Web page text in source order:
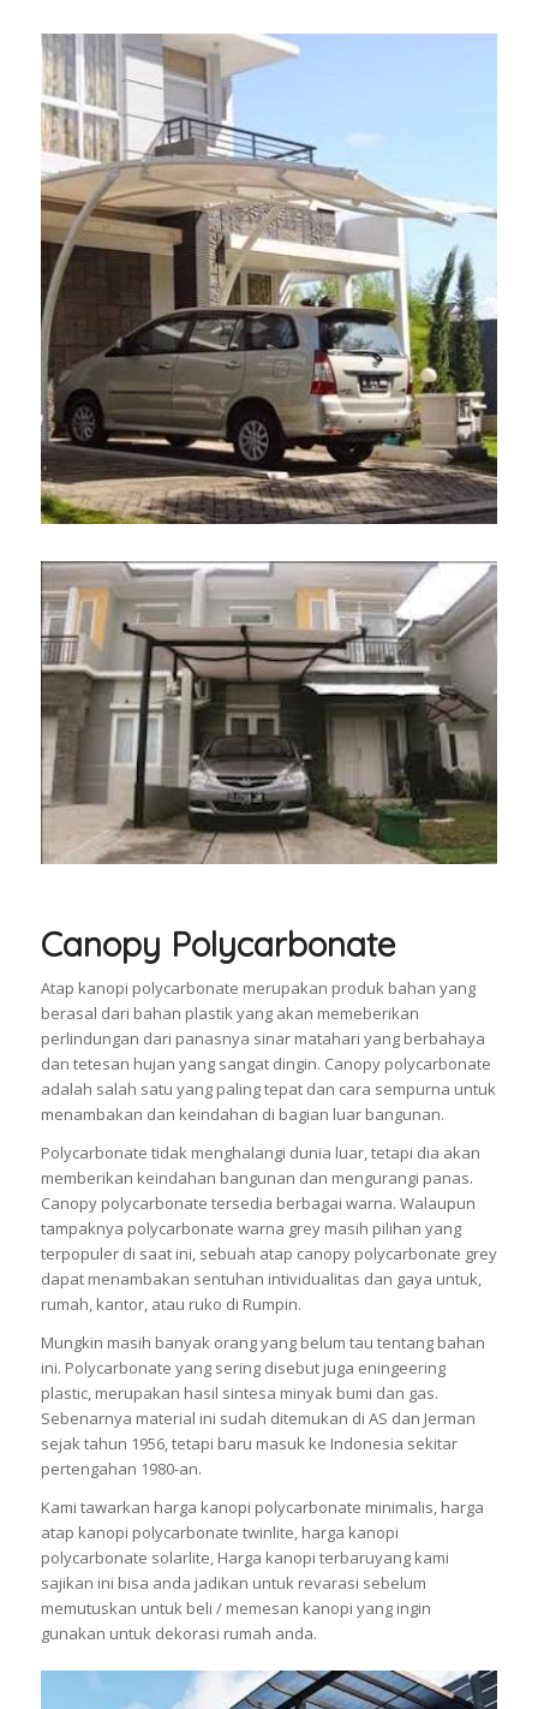
Canopy Polycarbonate
Atap kanopi polycarbonate merupakan produk bahan yang
berasal dari bahan plastik yang akan memeberikan
perlindungan dari panasnya sinar matahari yang berbahaya
dan tetesan hujan yang sangat dingin. Canopy polycarbonate
adalah salah satu yang paling tepat dan cara sempurna untuk
menambakan dan keindahan di bagian luar bangunan.
Polycarbonate tidak menghalangi dunia luar, tetapi dia akan
memberikan keindahan bangunan dan mengurangi panas.
Canopy polycarbonate tersedia berbagai warna. Walaupun
tampaknya polycarbonate warna grey masih pilihan yang
terpopuler di saat ini, sebuah atap canopy polycarbonate grey
dapat menambakan sentuhan intividualitas dan gaya untuk,
rumah, kantor, atau ruko di Rumpin.
Mungkin masih banyak orang yang belum tau tentang bahan
ini. Polycarbonate yang sering disebut juga eningeering
plastic, merupakan hasil sintesa minyak bumi dan gas.
Sebenarnya material ini sudah ditemukan di AS dan Jerman
sejak tahun 1956, tetapi baru masuk ke Indonesia sekitar
pertengahan 1980-an.
Kami tawarkan harga kanopi polycarbonate minimalis, harga
atap kanopi polycarbonate twinlite, harga kanopi
polycarbonate solarlite, Harga kanopi terbaruyang kami
sajikan ini bisa anda jadikan untuk revarasi sebelum
memutuskan untuk beli / memesan kanopi yang ingin
gunakan untuk dekorasi rumah anda.